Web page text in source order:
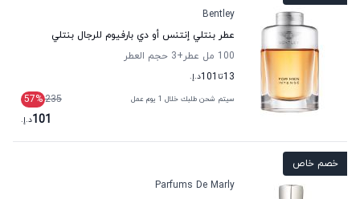
Bentley
عطر بنتلي إنتنس أو دي بارفيوم للرجال بنتلي
100 مل عطر
+3
حجم العطر
13تا 101د.إ.
سيتم شحن طلبك خلال 1 يوم عمل 235
57%
101د.إ.
خصم خاص
Parfums De Marly